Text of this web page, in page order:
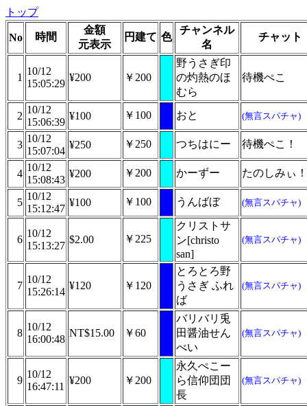
トップ
No 時間
金額
元表示
円建て 色
チャンネル
名
チャット
1
10/12
15:05:29
¥200 ￥200
野うさぎ印
の灼熱のほ
むら
待機ぺこ
2
10/12
15:06:39
¥100 ￥100 おと (無言スパチャ)
3
10/12
15:07:04
¥250 ￥250 つちはにー 待機ぺこ！
4
10/12
15:08:43
¥200 ￥200 かーずー たのしみぃ
5
10/12
15:12:47
¥100 ￥100 うんばぼ (無言スパチャ)
6
10/12
15:13:27
$2.00 ￥225
クリストサ
ン[christo
san]
(無言スパチャ)
7
10/12
15:26:14
¥120 ￥120
とろとろ野
うさぎ ふれ
ば
(無言スパチャ)
8
10/12
16:00:48
NT$15.00 ￥60
バリバリ兎
田醤油せん
べい
(無言スパチャ)
9
10/12
16:47:11
¥200 ￥200
永久ぺこー
ら信仰団団
長
(無言スパチャ)